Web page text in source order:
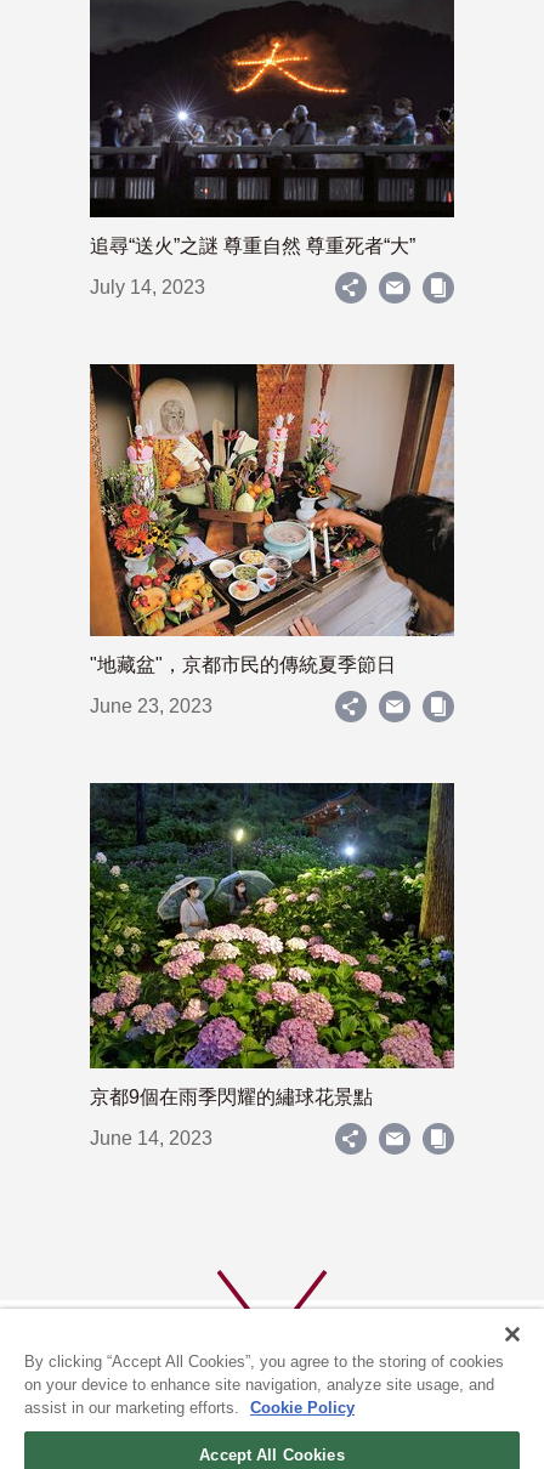
追尋“送火”之謎 尊重自然 尊重死者“大”
July 14, 2023
"地藏盆"，京都市民的傳統夏季節日
June 23, 2023
京都9個在雨季閃耀的繡球花景點
June 14, 2023
By clicking “Accept All Cookies”, you agree to the storing of cookies
on your device to enhance site navigation, analyze site usage, and
assist in our marketing efforts.
Cookie Policy
Accept All Cookies